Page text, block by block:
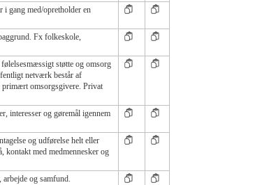
i gang med/opretholder en
Fx folkeskole,
støtte og omsorg
netværk består af
primært omsorgsgivere. Privat
interesser og gøremål igennem
og udførelse helt eller
kontakt med medmennesker og
og samfund.